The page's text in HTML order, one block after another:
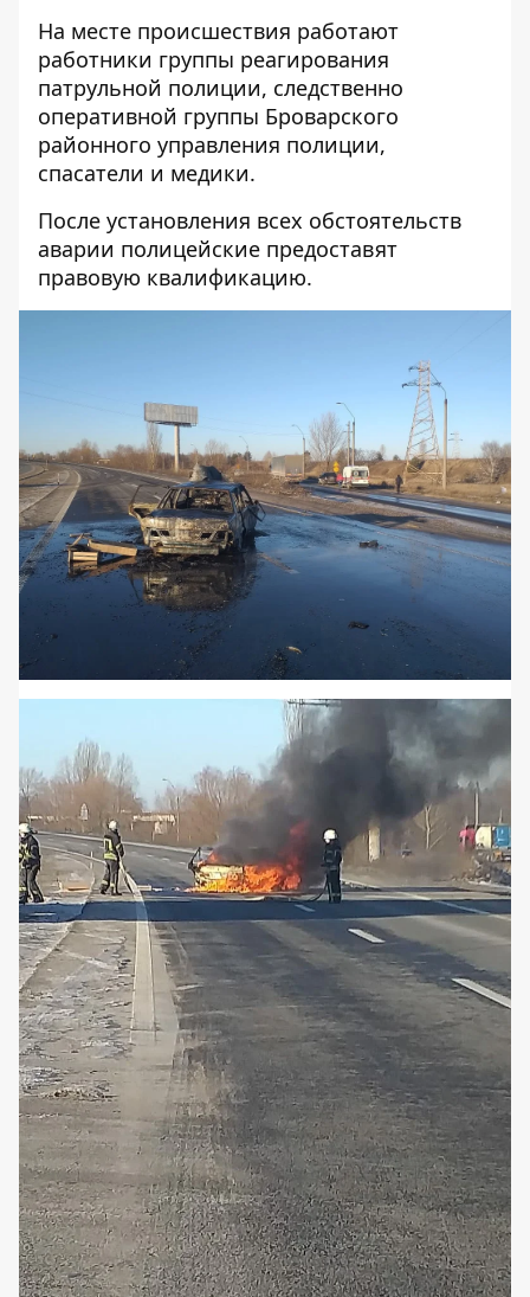
На месте происшествия работают
работники группы реагирования
патрульной полиции, следственно
оперативной группы Броварского
районного управления полиции,
спасатели и медики.
После установления всех обстоятельств
аварии полицейские предоставят
правовую квалификацию.